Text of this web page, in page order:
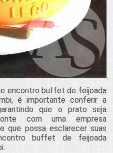
encontro buffet de feijoada
é importante conferir a
que o prato seja
com uma empresa
que possa esclarecer suas
buffet de feijoada